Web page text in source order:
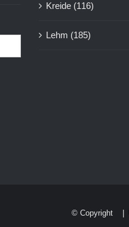
Kreide (116)
Lehm (185)
© Copyright